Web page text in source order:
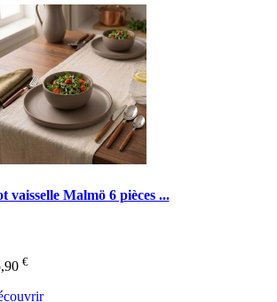
vaisselle Malmö 6 pièces ...
€